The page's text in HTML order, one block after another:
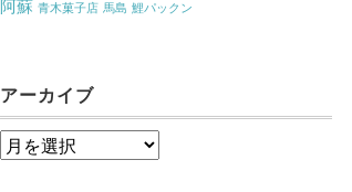
阿蘇 青木菓子店 馬島 鯉パックン
アーカイブ
ア